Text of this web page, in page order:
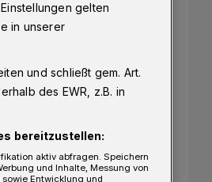
gelten
in unserer
und schließt gem. Art.
des EWR, z.B. in
bereitzustellen:
aktiv abfragen. Speichern
und Inhalte, Messung von
Entwicklung und